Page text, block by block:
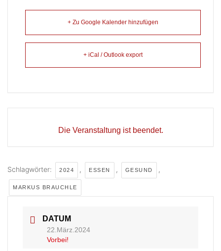
+ Zu Google Kalender hinzufügen
+ iCal / Outlook export
Die Veranstaltung ist beendet.
Schlagwörter: 2024 , ESSEN , GESUND ,
MARKUS BRAUCHLE
DATUM
22.März.2024
Vorbei!